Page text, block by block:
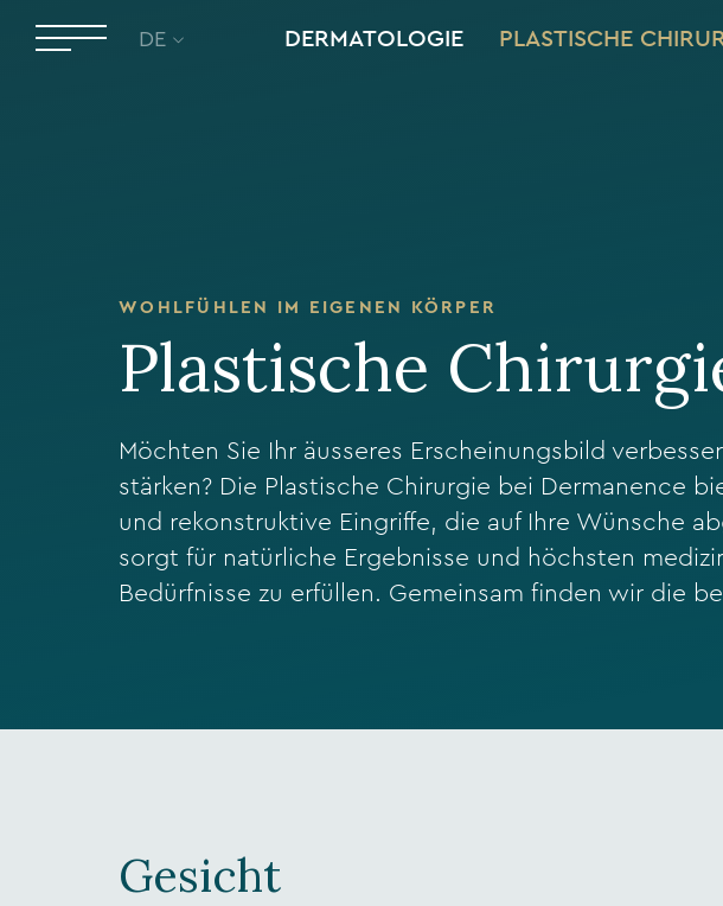
DE DERMATOLOGIE PLASTISCHE
WOHLFÜHLEN IM EIGENEN KÖRPER
Plastische
Möchten Sie Ihr äusseres Erscheinungsbild
stärken? Die Plastische Chirurgie bei Dermanence
und rekonstruktive Eingriffe, die auf Ihre Wünsche
sorgt für natürliche Ergebnisse und höchsten
Bedürfnisse zu erfüllen. Gemeinsam finden wir die
Gesicht